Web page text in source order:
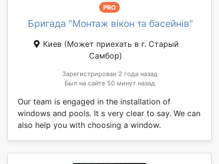
PRO
Бригада "Монтаж вікон та басейнів"
Киев (Может приехать в г. Старый
Самбор)
Зарегистрирован 2 года назад
Был на сайте 50 минут назад
Our team is engaged in the installation of
windows and pools. It s very clear to say. We can
also help you with choosing a window.